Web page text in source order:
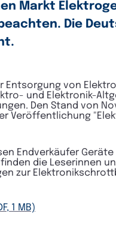
Markt
Die
von
und Elektronik-
Den Stand von
Veröffentlichung
Endverkäufer
die Leserinnen
zur
1 MB)